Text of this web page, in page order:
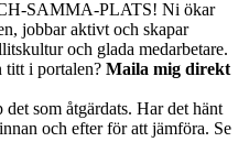
SAMMA-PLATS! Ni ökar
jobbar aktivt och skapar
och glada medarbetare.
titt i portalen? Maila mig direkt
det som åtgärdats. Har det hänt
och efter för att jämföra. Se